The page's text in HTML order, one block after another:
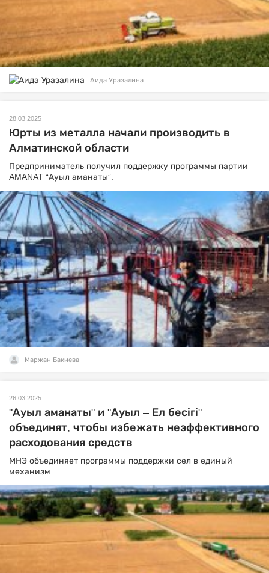
Аида Уразалина
28.03.2025
Юрты из металла начали производить в
Алматинской области
Предприниматель получил поддержку программы партии
AMANAT “Ауыл аманаты”.
Маржан Бакиева
26.03.2025
"Ауыл аманаты" и "Ауыл – Ел бесігі"
объединят, чтобы избежать неэффективного
расходования средств
МНЭ объединяет программы поддержки сел в единый
механизм.